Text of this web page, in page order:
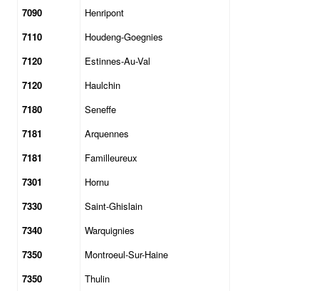
7090
Henripont
7110
Houdeng-Goegnies
7120
Estinnes-Au-Val
7120
Haulchin
7180
Seneffe
7181
Arquennes
7181
Familleureux
7301
Hornu
7330
Saint-Ghislain
7340
Warquignies
7350
Montroeul-Sur-Haine
7350
Thulin